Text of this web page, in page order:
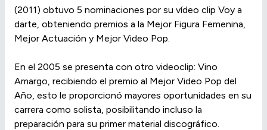
(2011) obtuvo 5 nominaciones por su vídeo clip Voy a
darte, obteniendo premios a la Mejor Figura Femenina,
Mejor Actuación y Mejor Video Pop.
En el 2005 se presenta con otro videoclip: Vino
Amargo, recibiendo el premio al Mejor Video Pop del
Año, esto le proporcionó mayores oportunidades en su
carrera como solista, posibilitando incluso la
preparación para su primer material discográfico.